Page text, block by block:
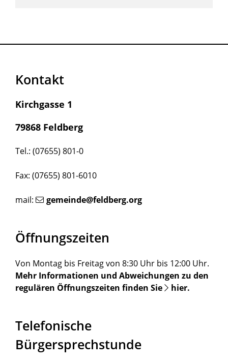
Kontakt
Kirchgasse 1
79868 Feldberg
Tel.: (07655) 801-0
Fax: (07655) 801-6010
mail: gemeinde@feldberg.org
Öffnungszeiten
Von Montag bis Freitag von 8:30 Uhr bis 12:00 Uhr.
Mehr Informationen und Abweichungen zu den
regulären Öffnungszeiten finden Sie
hier.
Telefonische
Bürgersprechstunde